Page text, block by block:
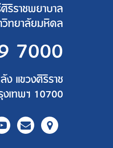
ราชพยาบาล
วิทยาลัยมหิดล
7000
แขวงศิริราช
เทพฯ 10700